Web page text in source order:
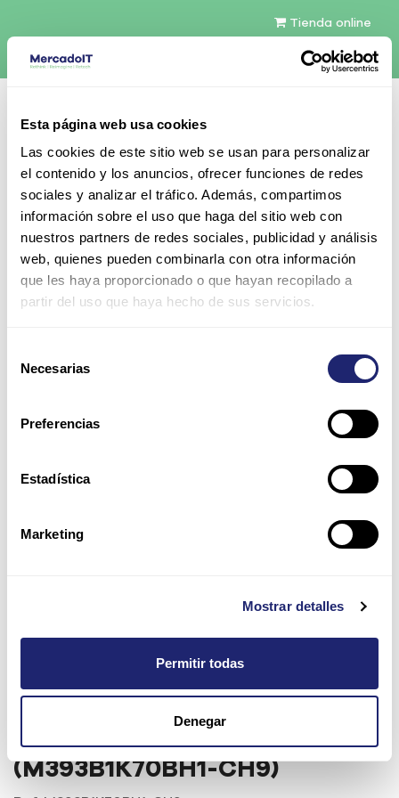
Esta página web usa cookies
Las cookies de este sitio web se usan para personalizar
el contenido y los anuncios, ofrecer funciones de redes
sociales y analizar el tráfico. Además, compartimos
información sobre el uso que haga del sitio web con
nuestros partners de redes sociales, publicidad y análisis
web, quienes pueden combinarla con otra información
que les haya proporcionado o que hayan recopilado a
partir del uso que haya hecho de sus servicios.
Necesarias
Preferencias
Estadística
Marketing
Mostrar detalles
Permitir todas
Denegar
Tienda online
Español
Contáctenos
Todos los productos
Samsung 8GB DDR3-1333 RDIMM ECC Enterprise
(M393B1K70BH1-CH9)
Samsung 8GB DDR3-1333
RDIMM ECC Enterprise
(M393B1K70BH1-CH9)